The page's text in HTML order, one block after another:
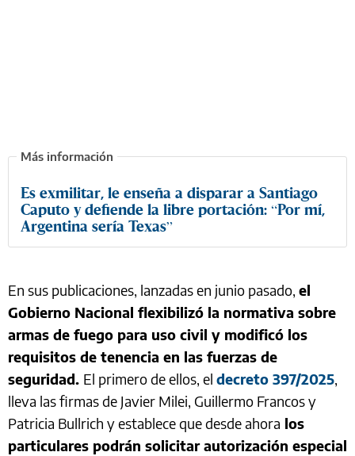
Es exmilitar, le enseña a disparar a Santiago
Caputo y defiende la libre portación: “Por mí,
Argentina sería Texas”
En sus publicaciones, lanzadas en junio pasado, el
Gobierno Nacional flexibilizó la normativa sobre
armas de fuego para uso civil y modificó los
requisitos de tenencia en las fuerzas de
seguridad. El primero de ellos, el decreto 397/2025,
lleva las firmas de Javier Milei, Guillermo Francos y
Patricia Bullrich y establece que desde ahora los
particulares podrán solicitar autorización especial